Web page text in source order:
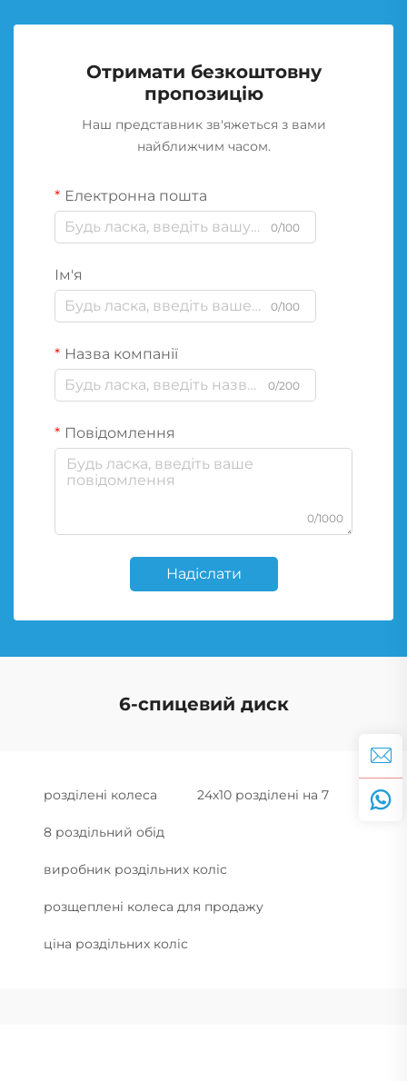
Отримати безкоштовну
пропозицію
Наш представник зв'яжеться з вами
найближчим часом.
Електронна пошта
0/100
Ім'я
0/100
Назва компанії
0/200
Повідомлення
0/1000
Надіслати
6-спицевий диск
розділені колеса 24х10 розділені на 7
8 роздільний обід
виробник роздільних коліс
розщеплені колеса для продажу
ціна роздільних коліс